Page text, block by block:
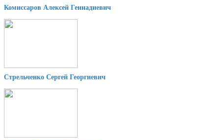
Комиссаров Алексей Геннадиевич
Стрельченко Сергей Георгиевич